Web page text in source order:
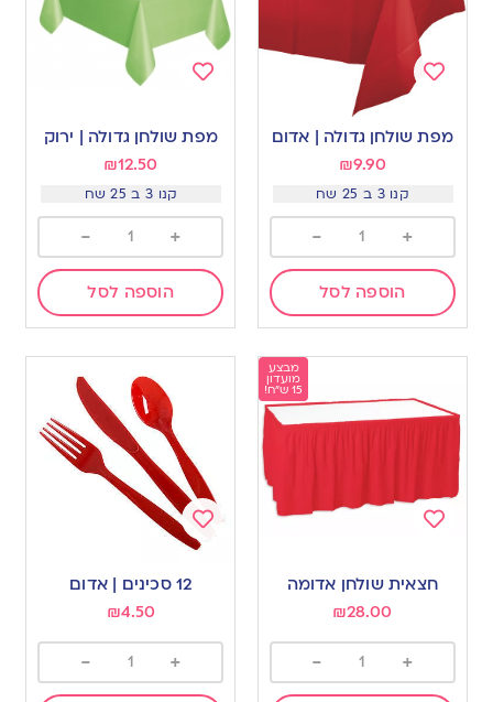
to
מפת שולחן גדולה | אדום
₪9.90
קנו 3 ב 25 שח
+
-
הוספה לסל
to
מפת שולחן גדולה | ירוק
₪12.50
קנו 3 ב 25 שח
+
-
הוספה לסל
מבצע
מועדון
15 ש"ח!
חצאית שולחן אדומה
₪28.00
+
-
Add
12 סכינים | אדום
₪4.50
+
-